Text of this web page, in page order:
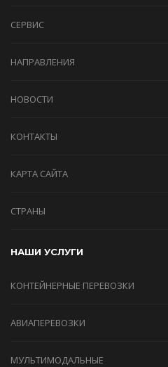
СЕРВИС
НАПРАВЛЕНИЯ
НОВОСТИ
КОНТАКТЫ
КАРТА САЙТА
СТРАНЫ
НАШИ УСЛУГИ
КОНТЕЙНЕРНЫЕ ПЕРЕВОЗКИ
АВИАПЕРЕВОЗКИ
МУЛЬТИМОДАЛЬНЫЕ